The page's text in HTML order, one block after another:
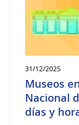
31/12/2025
Museos
Nacional
días y